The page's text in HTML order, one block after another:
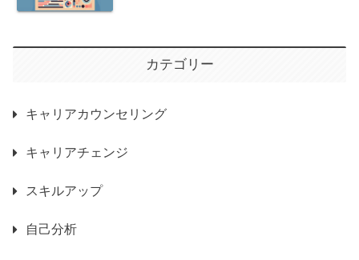
カテゴリー
キャリアカウンセリング
キャリアチェンジ
スキルアップ
自己分析